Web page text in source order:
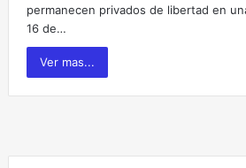
permanecen privados de libertad en
16 de…
Ver mas...